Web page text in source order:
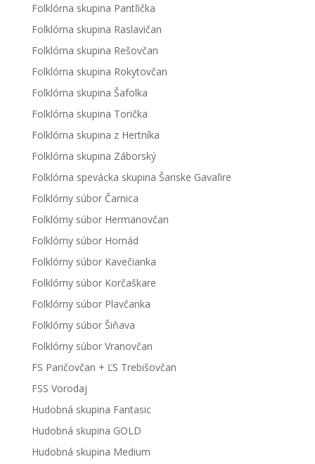
Folklórna skupina Pantľička
Folklórna skupina Raslavičan
Folklórna skupina Rešovčan
Folklórna skupina Rokytovčan
Folklórna skupina Šafolka
Folklórna skupina Torička
Folklórna skupina z Hertníka
Folklórna skupina Záborský
Folklórna spevácka skupina Šariske Gavaľire
Folklórny súbor Čarnica
Folklórny súbor Hermanovčan
Folklórny súbor Hornád
Folklórny súbor Kavečianka
Folklórny súbor Korčaškare
Folklórny súbor Plavčanka
Folklórny súbor Šiňava
Folklórny súbor Vranovčan
FS Paričovčan + ĽS Trebišovčan
FSS Vorodaj
Hudobná skupina Fantasic
Hudobná skupina GOLD
Hudobná skupina Medium